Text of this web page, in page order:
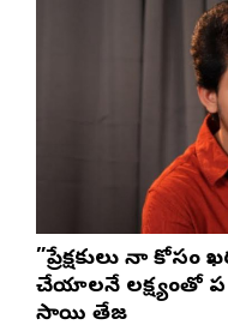
”ప్రేక్షకులు నా కోసం
చేయాలనే లక్ష్యంతో పని
సాయి తేజ